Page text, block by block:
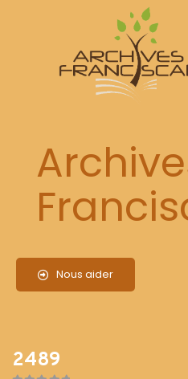
Nous aider
2489